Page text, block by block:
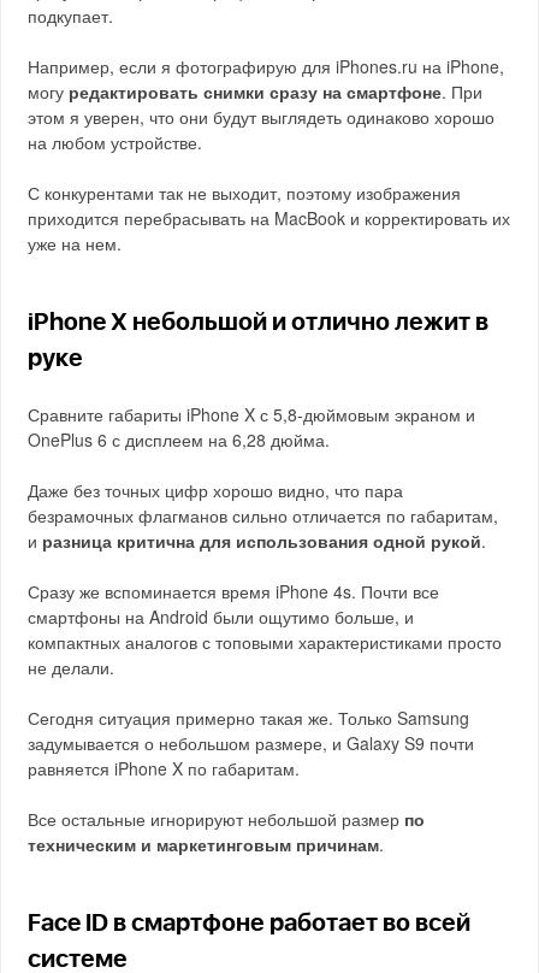
подкупает.
Например, если я фотографирую для iPhones.ru на iPhone,
могу редактировать снимки сразу на смартфоне. При
этом я уверен, что они будут выглядеть одинаково хорошо
на любом устройстве.
С конкурентами так не выходит, поэтому изображения
приходится перебрасывать на MacBook и корректировать их
уже на нем.
iPhone X небольшой и отлично лежит в
руке
Сравните габариты iPhone X с 5,8-дюймовым экраном и
OnePlus 6 с дисплеем на 6,28 дюйма.
Даже без точных цифр хорошо видно, что пара
безрамочных флагманов сильно отличается по габаритам,
и разница критична для использования одной рукой.
Сразу же вспоминается время iPhone 4s. Почти все
смартфоны на Android были ощутимо больше, и
компактных аналогов с топовыми характеристиками просто
не делали.
Сегодня ситуация примерно такая же. Только Samsung
задумывается о небольшом размере, и Galaxy S9 почти
равняется iPhone X по габаритам.
Все остальные игнорируют небольшой размер по
техническим и маркетинговым причинам.
Face ID в смартфоне работает во всей
системе